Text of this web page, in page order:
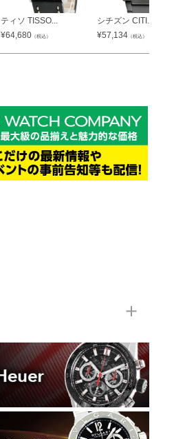
ティソ TISSO...
¥64,680 （税込）
シチズン CITI...
¥57,134 （税込）